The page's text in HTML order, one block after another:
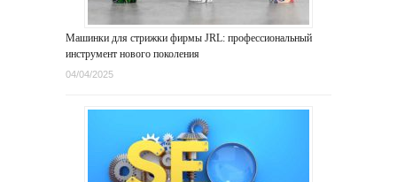
Машинки для стрижки фирмы JRL: профессиональный
инструмент нового поколения
04/04/2025